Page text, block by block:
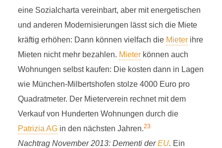
eine Sozialcharta vereinbart, aber mit energetischen
und anderen Modernisierungen lässt sich die Miete
kräftig erhöhen: Dann können vielfach die Mieterihre
Mieten nicht mehr bezahlen. Mieterkönnen auch
Wohnungen selbst kaufen: Die kosten dann in Lagen
wie München-Milbertshofen stolze 4000 Euro pro
Quadratmeter. Der Mieterverein rechnet mit dem
Verkauf von Hunderten Wohnungen durch die
Patrizia AGin den nächsten Jahren.23
Nachtrag November 2013: Dementi derEU. Ein